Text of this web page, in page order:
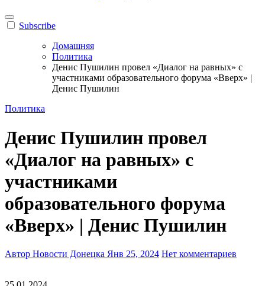
Subscribe
Домашняя
Политика
Денис Пушилин провел «Диалог на равных» с
участниками образовательного форума «Вверх» |
Денис Пушилин
Политика
Денис Пушилин провел
«Диалог на равных» с
участниками
образовательного форума
«Вверх» | Денис Пушилин
Автор Новости Донецка Янв 25, 2024 Нет комментариев